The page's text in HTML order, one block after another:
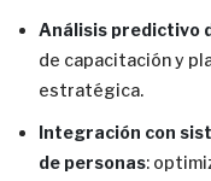
Análisis predictivo
de capacitación y
estratégica.
Integración con
de personas: